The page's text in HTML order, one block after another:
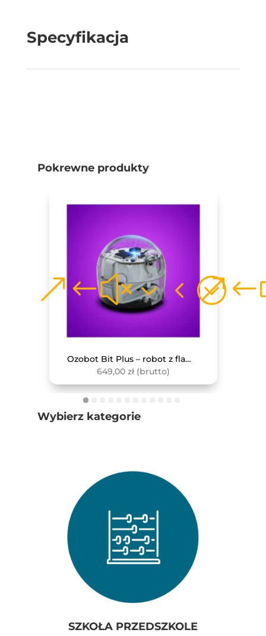
Specyfikacja
Pokrewne produkty
Ozobot Bit Plus – robot z flamastrami
649,00 zł (brutto)
Wybierz kategorie
SZKOŁA PRZEDSZKOLE